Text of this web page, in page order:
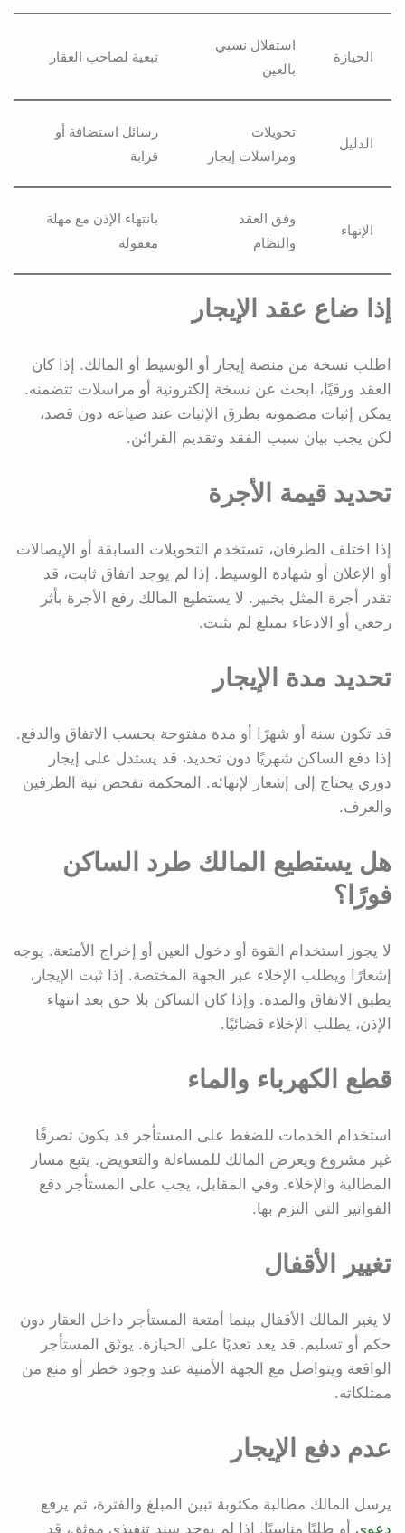
الحيازة
استقلال نسبي
بالعين
تبعية لصاحب العقار
الدليل
تحويلات
ومراسلات إيجار
رسائل استضافة أو
قرابة
الإنهاء
وفق العقد
والنظام
بانتهاء الإذن مع مهلة
معقولة
إذا ضاع عقد الإيجار
اطلب نسخة من منصة إيجار أو الوسيط أو المالك. إذا كان
العقد ورقيًا، ابحث عن نسخة إلكترونية أو مراسلات تتضمنه.
يمكن إثبات مضمونه بطرق الإثبات عند ضياعه دون قصد،
لكن يجب بيان سبب الفقد وتقديم القرائن.
تحديد قيمة الأجرة
إذا اختلف الطرفان، تستخدم التحويلات السابقة أو الإيصالات
أو الإعلان أو شهادة الوسيط. إذا لم يوجد اتفاق ثابت، قد
تقدر أجرة المثل بخبير. لا يستطيع المالك رفع الأجرة بأثر
رجعي أو الادعاء بمبلغ لم يثبت.
تحديد مدة الإيجار
قد تكون سنة أو شهرًا أو مدة مفتوحة بحسب الاتفاق والدفع.
إذا دفع الساكن شهريًا دون تحديد، قد يستدل على إيجار
دوري يحتاج إلى إشعار لإنهائه. المحكمة تفحص نية الطرفين
والعرف.
هل يستطيع المالك طرد الساكن
فورًا؟
لا يجوز استخدام القوة أو دخول العين أو إخراج الأمتعة. يوجه
إشعارًا ويطلب الإخلاء عبر الجهة المختصة. إذا ثبت الإيجار،
يطبق الاتفاق والمدة. وإذا كان الساكن بلا حق بعد انتهاء
الإذن، يطلب الإخلاء قضائيًا.
قطع الكهرباء والماء
استخدام الخدمات للضغط على المستأجر قد يكون تصرفًا
غير مشروع ويعرض المالك للمساءلة والتعويض. يتبع مسار
المطالبة والإخلاء. وفي المقابل، يجب على المستأجر دفع
الفواتير التي التزم بها.
تغيير الأقفال
لا يغير المالك الأقفال بينما أمتعة المستأجر داخل العقار دون
حكم أو تسليم. قد يعد تعديًا على الحيازة. يوثق المستأجر
الواقعة ويتواصل مع الجهة الأمنية عند وجود خطر أو منع من
ممتلكاته.
عدم دفع الإيجار
يرسل المالك مطالبة مكتوبة تبين المبلغ والفترة، ثم يرفع
دعوى أو طلبًا مناسبًا. إذا لم يوجد سند تنفيذي موثق، قد